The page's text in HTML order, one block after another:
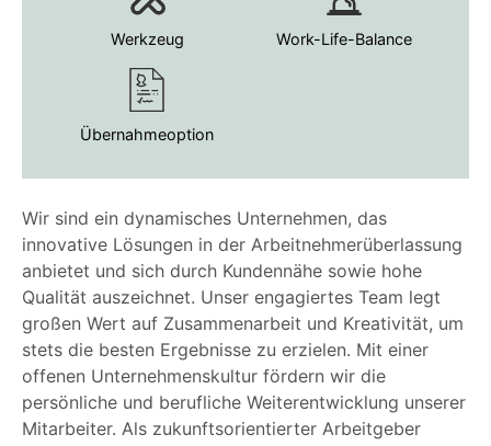
Wir sind ein dynamisches Unternehmen, das
innovative Lösungen in der Arbeitnehmerüberlassung
anbietet und sich durch Kundennähe sowie hohe
Qualität auszeichnet. Unser engagiertes Team legt
großen Wert auf Zusammenarbeit und Kreativität, um
stets die besten Ergebnisse zu erzielen. Mit einer
offenen Unternehmenskultur fördern wir die
persönliche und berufliche Weiterentwicklung unserer
Mitarbeiter. Als zukunftsorientierter Arbeitgeber
Werkzeug Work-Life-Balance
Übernahmeoption